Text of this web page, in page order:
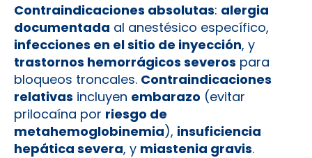
Contraindicaciones absolutas: alergia
documentada al anestésico específico,
infecciones en el sitio de inyección, y
trastornos hemorrágicos severos para
bloqueos troncales. Contraindicaciones
relativas incluyen embarazo (evitar
prilocaína por riesgo de
metahemoglobinemia), insuficiencia
hepática severa, y miastenia gravis.